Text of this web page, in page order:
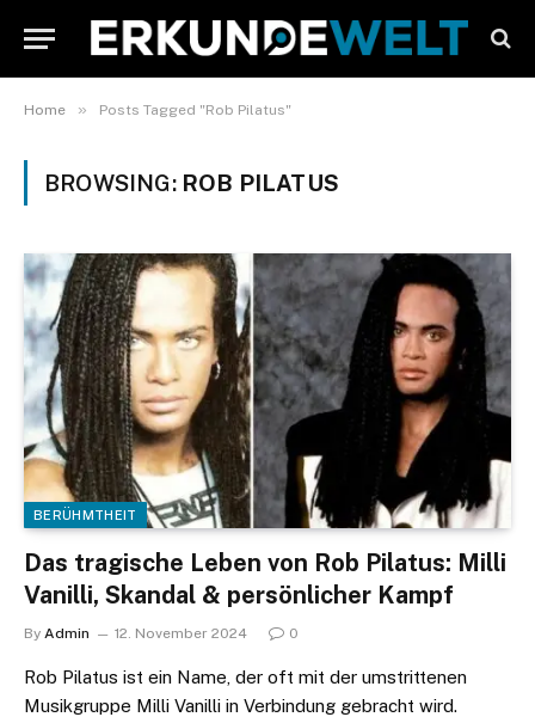
Home » Posts Tagged "Rob Pilatus"
BROWSING: ROB PILATUS
BERÜHMTHEIT
Das tragische Leben von Rob Pilatus: Milli
Vanilli, Skandal & persönlicher Kampf
By Admin 12. November 2024 0
Rob Pilatus ist ein Name, der oft mit der umstrittenen
Musikgruppe Milli Vanilli in Verbindung gebracht wird.